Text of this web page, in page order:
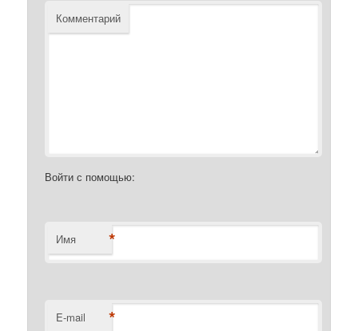
Комментарий
Войти с помощью:
Имя *
E-mail *